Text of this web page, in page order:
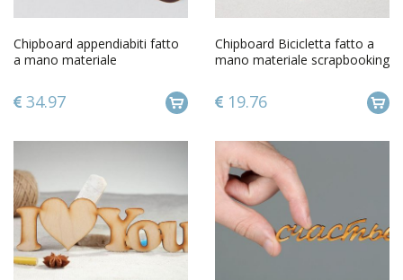
Chipboard appendiabiti fatto
a mano materiale
scrapbooking
34.97
Chipboard Bicicletta fatto a
mano materiale scrapbooking
19.76